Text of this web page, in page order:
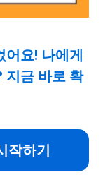
요! 나에게
지금 바로 확
작하기